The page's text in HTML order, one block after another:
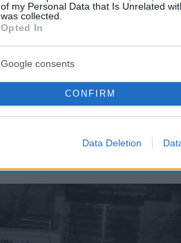
of my Personal Data that Is Unrelated
was collected.
Opted In
Google consents
CONFIRM
Data Deletion